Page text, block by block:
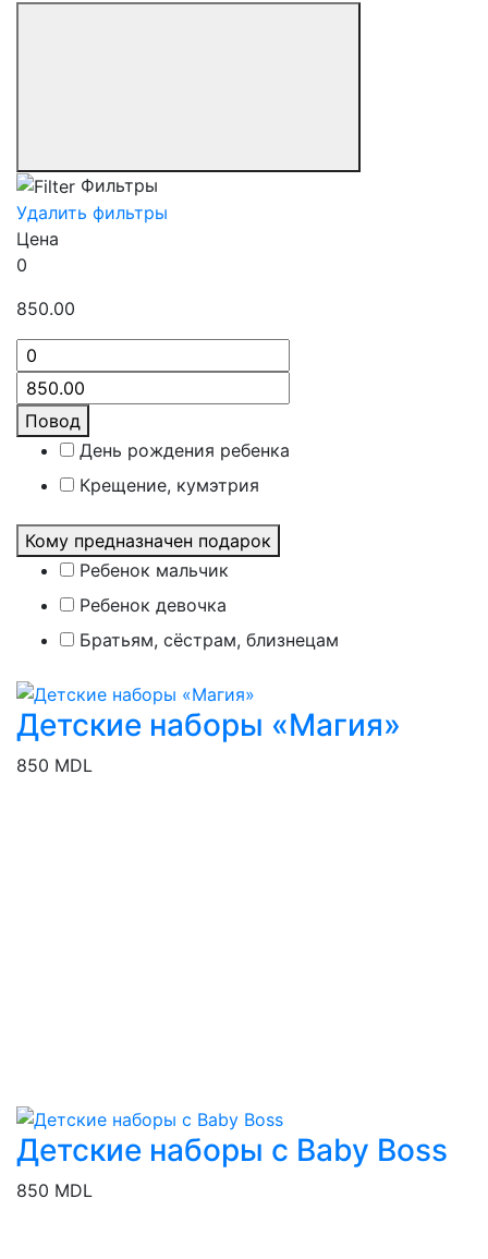
Фильтры
Удалить фильтры
Цена
0
850.00
Повод
День рождения ребенка
Крещение, кумэтрия
Кому предназначен подарок
Ребенок мальчик
Ребенок девочка
Братьям, сёстрам, близнецам
Детские наборы «Магия»
850 MDL
Детские наборы с Baby Boss
850 MDL